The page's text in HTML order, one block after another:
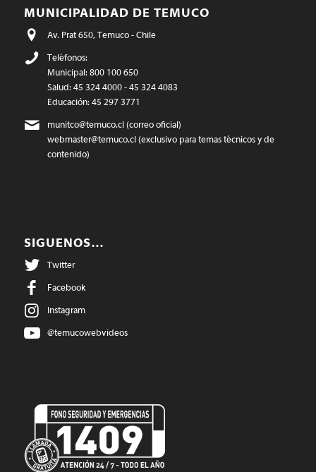
MUNICIPALIDAD DE TEMUCO
Av. Prat 650, Temuco - Chile
Teléfonos:
Municipal: 800 100 650
Salud: 45 324 4000 - 45 324 4083
Educación: 45 297 3771
munitco@temuco.cl(correo oficial)
webmaster@temuco.cl(exclusivo para temas técnicos y de
contenido)
SIGUENOS…
Twitter
Facebook
Instagram
@temucowebvideos